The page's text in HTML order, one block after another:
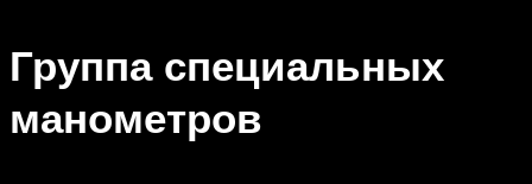
Группа специальных
манометров